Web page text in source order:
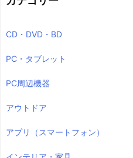
CD・DVD・BD
PC・タブレット
PC周辺機器
アウトドア
アプリ（スマートフォン）